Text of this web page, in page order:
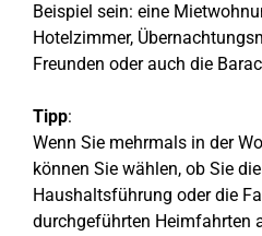
Beispiel sein: eine
Hotelzimmer,
Freunden oder auch die
Tipp:
Wenn Sie mehrmals in der
können Sie wählen, ob Sie
Haushaltsführung oder die
durchgeführten Heimfahrten